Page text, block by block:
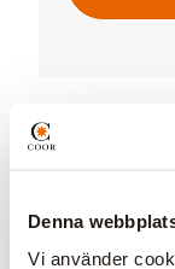
Denna
Vi använder